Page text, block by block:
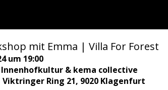
mit Emma | Villa For Forest
um 19:00
& kema collective
Viktringer Ring 21, 9020 Klagenfurt